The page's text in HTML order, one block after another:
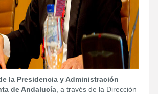
la Presidencia y Administración
de Andalucía , a través de la Dirección